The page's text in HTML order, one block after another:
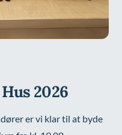
2026
er vi klar til at byde